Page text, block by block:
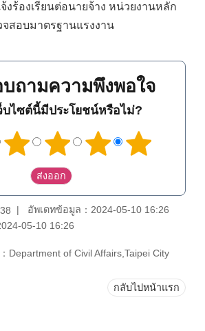
งร้องเรียนต่อนายจ้าง หน่วยงานหลัก
สอบมาตรฐานแรงงาน
ถามความพึงพอใจ
บไซต์นี้มีประโยชน์หรือไม่?
38
อัพเดทข้อมูล：2024-05-10 16:26
05-10 16:26
Department of Civil Affairs,Taipei City
กลับไปหน้าแรก